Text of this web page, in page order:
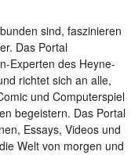
sind, faszinieren
Das Portal
Experten des Heyne-
richtet sich an alle,
und Computerspiel
begeistern. Das Portal
Essays, Videos und
Welt von morgen und